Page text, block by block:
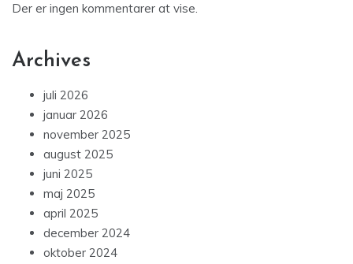
Der er ingen kommentarer at vise.
Archives
juli 2026
januar 2026
november 2025
august 2025
juni 2025
maj 2025
april 2025
december 2024
oktober 2024